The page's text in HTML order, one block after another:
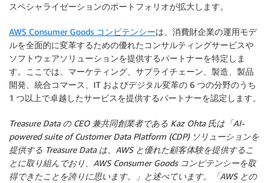
スペシャライゼーションのポートフォリオが拡大します。
AWS Consumer Goods コンピテンシーは、消費財企業の運用モデ
ルを全面的に変革するための優れたコンサルティングサービスや
ソフトウェアソリューションを提供するパートナーを特定しま
す。ここでは、マーケティング、サプライチェーン、製造、製品
開発、統合コマース、IT およびデジタル変革の 6 つの分野のうち
1 つ以上で卓越したサービスを提供するパートナーを認定します。
Treasure Data の CEO 兼共同創業者である Kaz Ohta 氏は「AI-
powered suite of Customer Data Platform (CDP) ソリューションを
提供する Treasure Data は、AWS と優れた顧客体験を提供するこ
とに取り組んでおり、AWS Consumer Goods コンピテンシーを取
得できたことを誇りに思います。」と述べています。「AWS との